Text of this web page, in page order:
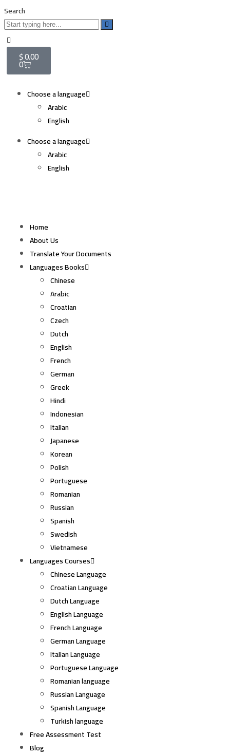
Search
$0.00
0
Choose a language
Arabic
English
Choose a language
Arabic
English
Home
About Us
Translate Your Documents
Languages Books
Chinese
Arabic
Croatian
Czech
Dutch
English
French
German
Greek
Hindi
Indonesian
Italian
Japanese
Korean
Polish
Portuguese
Romanian
Russian
Spanish
Swedish
Vietnamese
Languages Courses
Chinese Language
Croatian Language
Dutch Language
English Language
French Language
German Language
Italian Language
Portuguese Language
Romanian language
Russian Language
Spanish Language
Turkish language
Free Assessment Test
Blog